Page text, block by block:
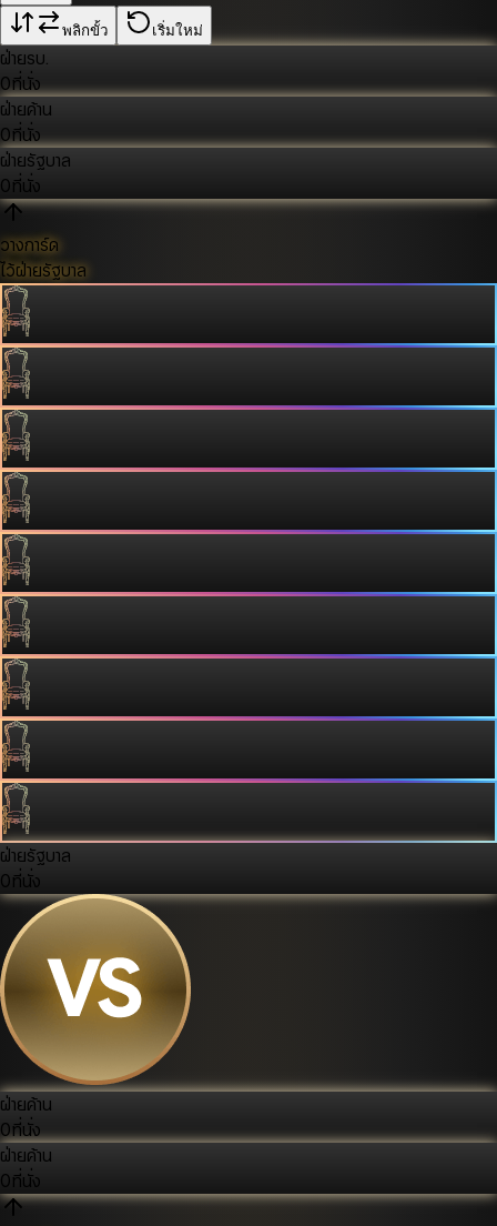
พลิกขั้ว เริ่มใหม่
ฝ่ายรบ.
0ที่นั่ง
ฝ่ายค้าน
0ที่นั่ง
ฝ่ายรัฐบาล
0ที่นั่ง
วางการ์ด
ไว้ฝ่ายรัฐบาล
ฝ่ายรัฐบาล
0ที่นั่ง
ฝ่ายค้าน
0ที่นั่ง
ฝ่ายค้าน
0ที่นั่ง